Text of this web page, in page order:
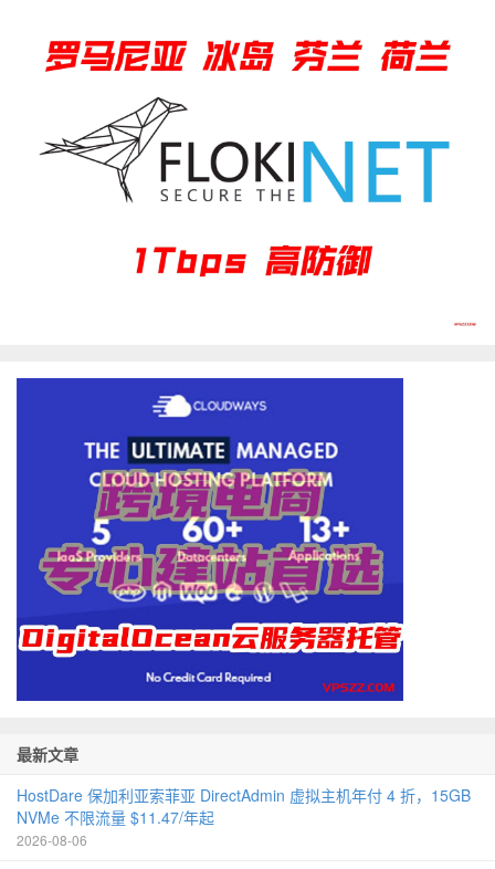
最新文章
HostDare 保加利亚索菲亚 DirectAdmin 虚拟主机年付 4 折，15GB
NVMe 不限流量 $11.47/年起
2026-08-06